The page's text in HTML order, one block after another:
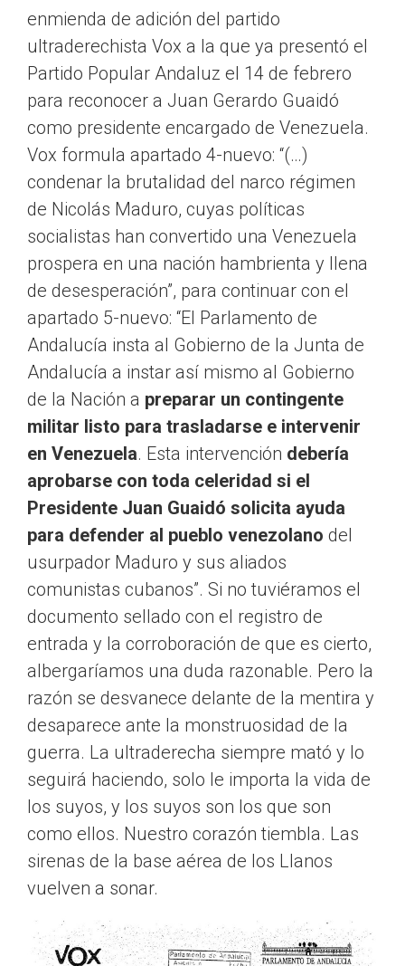
enmienda de adición del partido
ultraderechista Vox a la que ya presentó el
Partido Popular Andaluz el 14 de febrero
para reconocer a Juan Gerardo Guaidó
como presidente encargado de Venezuela.
Vox formula apartado 4-nuevo: “(…)
condenar la brutalidad del narco régimen
de Nicolás Maduro, cuyas políticas
socialistas han convertido una Venezuela
prospera en una nación hambrienta y llena
de desesperación”, para continuar con el
apartado 5-nuevo: “El Parlamento de
Andalucía insta al Gobierno de la Junta de
Andalucía a instar así mismo al Gobierno
de la Nación a preparar un contingente
militar listo para trasladarse e intervenir
en Venezuela. Esta intervención debería
aprobarse con toda celeridad si el
Presidente Juan Guaidó solicita ayuda
para defender al pueblo venezolano del
usurpador Maduro y sus aliados
comunistas cubanos”. Si no tuviéramos el
documento sellado con el registro de
entrada y la corroboración de que es cierto,
albergaríamos una duda razonable. Pero la
razón se desvanece delante de la mentira y
desaparece ante la monstruosidad de la
guerra. La ultraderecha siempre mató y lo
seguirá haciendo, solo le importa la vida de
los suyos, y los suyos son los que son
como ellos. Nuestro corazón tiembla. Las
sirenas de la base aérea de los Llanos
vuelven a sonar.